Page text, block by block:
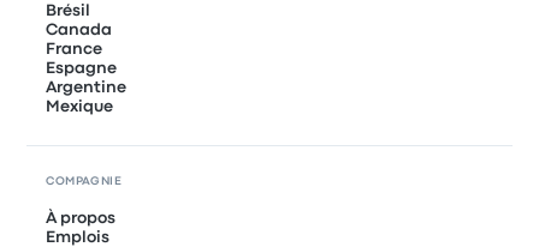
Brésil
Canada
France
Espagne
Argentine
Mexique
COMPAGNIE
À propos
Emplois